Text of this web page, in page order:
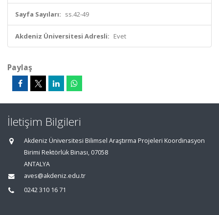
Sayfa Sayıları: ss.42-49
Akdeniz Üniversitesi Adresli: Evet
Paylaş
İletişim Bilgileri
Akdeniz Üniversitesi Bilimsel Araştırma Projeleri Koordinasyon
Birimi Rektörlük Binası, 07058
ANTALYA
aves@akdeniz.edu.tr
0242 310 16 71